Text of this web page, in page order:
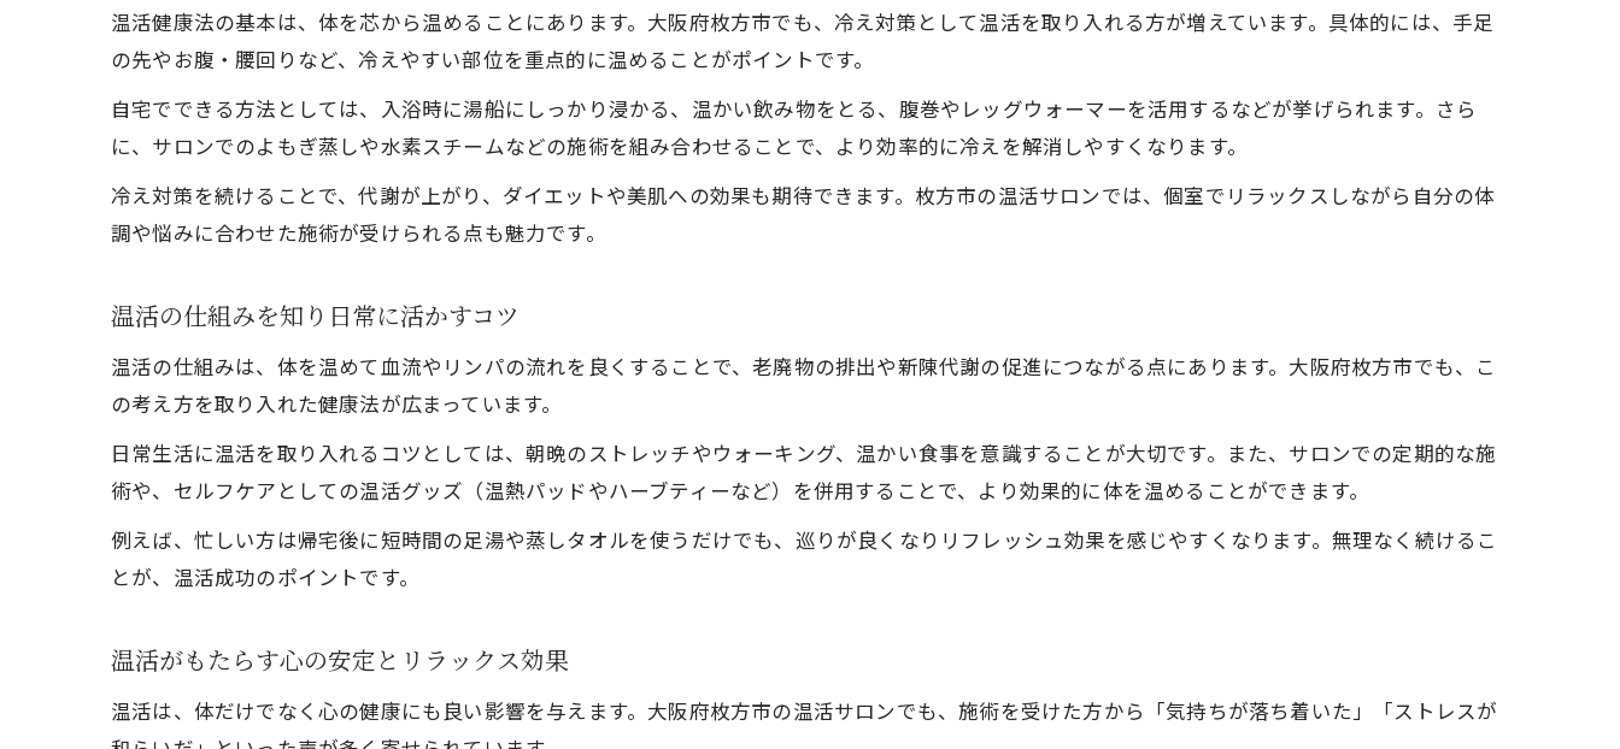
毎日の疲れに温活が選ばれる理由とは
温活が日々の疲れに選ばれる納得の理由
温活健康法で疲労回復を目指すポイント
温活で心身のリフレッシュ効果を実感しよう
温活の習慣化が毎日の活力に繋がる仕組み
温活を活用した冷え性対策のステップ
温活で冷え性を根本から見直すポイント
温活を組み合わせた冷え性改善のコツ
内側から温める温活ルーティンの魅力
無理なく続けられる温活習慣の作り方
温活健康法の基本は、体を芯から温めることにあります。大阪府枚方市でも、冷え対策として温活を取り入れる方が増えています。具体的には、手足
の先やお腹・腰回りなど、冷えやすい部位を重点的に温めることがポイントです。
自宅でできる方法としては、入浴時に湯船にしっかり浸かる、温かい飲み物をとる、腹巻やレッグウォーマーを活用するなどが挙げられます。さら
に、サロンでのよもぎ蒸しや水素スチームなどの施術を組み合わせることで、より効率的に冷えを解消しやすくなります。
冷え対策を続けることで、代謝が上がり、ダイエットや美肌への効果も期待できます。枚方市の温活サロンでは、個室でリラックスしながら自分の体
調や悩みに合わせた施術が受けられる点も魅力です。
温活の仕組みを知り日常に活かすコツ
温活の仕組みは、体を温めて血流やリンパの流れを良くすることで、老廃物の排出や新陳代謝の促進につながる点にあります。大阪府枚方市でも、こ
の考え方を取り入れた健康法が広まっています。
日常生活に温活を取り入れるコツとしては、朝晩のストレッチやウォーキング、温かい食事を意識することが大切です。また、サロンでの定期的な施
術や、セルフケアとしての温活グッズ（温熱パッドやハーブティーなど）を併用することで、より効果的に体を温めることができます。
例えば、忙しい方は帰宅後に短時間の足湯や蒸しタオルを使うだけでも、巡りが良くなりリフレッシュ効果を感じやすくなります。無理なく続けるこ
とが、温活成功のポイントです。
温活がもたらす心の安定とリラックス効果
温活は、体だけでなく心の健康にも良い影響を与えます。大阪府枚方市の温活サロンでも、施術を受けた方から「気持ちが落ち着いた」「ストレスが